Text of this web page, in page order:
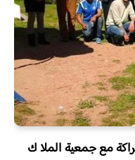
مع جمعية الملا ك